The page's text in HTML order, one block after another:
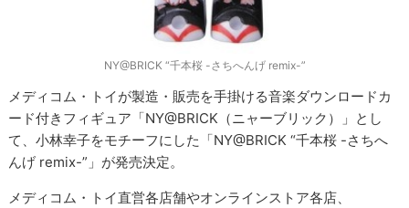
NY@BRICK “千本桜 -さちへんげ remix-”
メディコム・トイが製造・販売を手掛ける音楽ダウンロードカ
ード付きフィギュア「NY@BRICK（ニャーブリック）」とし
て、小林幸子をモチーフにした「NY@BRICK “千本桜 -さちへ
んげ remix-”」が発売決定。
メディコム・トイ直営各店舗やオンラインストア各店、